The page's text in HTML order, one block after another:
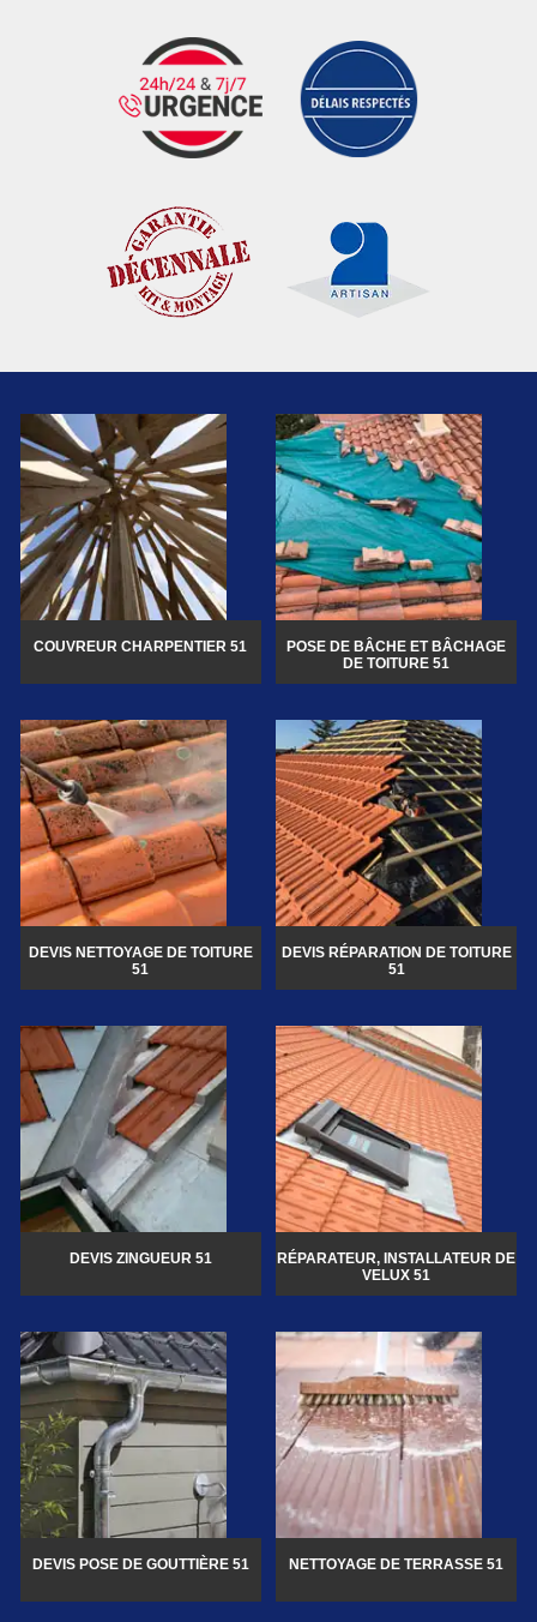
COUVREUR CHARPENTIER 51
POSE DE BÂCHE ET BÂCHAGE
DE TOITURE 51
DEVIS NETTOYAGE DE TOITURE
51
DEVIS RÉPARATION DE TOITURE
51
DEVIS ZINGUEUR 51
RÉPARATEUR, INSTALLATEUR DE
VELUX 51
DEVIS POSE DE GOUTTIÈRE 51 NETTOYAGE DE TERRASSE 51